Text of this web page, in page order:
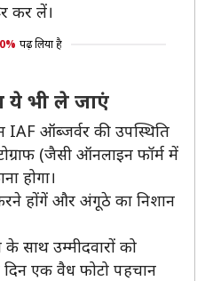
कर लें।
पढ़ लिया है
ये भी ले जाएं
IAF ऑब्जर्वर की उपस्थिति
(जैसी ऑनलाइन फॉर्म में
होगा।
करने होंगें और अंगूठे का निशान
के साथ उम्मीदवारों को
दिन एक वैध फोटो पहचान